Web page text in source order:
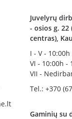
Juvelyrų
- osios g.
centras),
I - V -
VI - 10:00h -
VII -
Tel.: +370
Gaminių su